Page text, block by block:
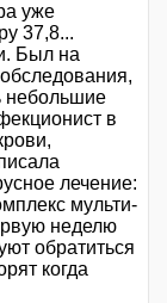
уже
37,8...
Был на
небольшие
в
лечение:
мульти-
неделю
обратиться
когда